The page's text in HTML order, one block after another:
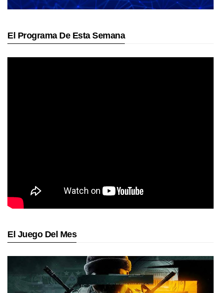
El Programa De Esta Semana
El Juego Del Mes